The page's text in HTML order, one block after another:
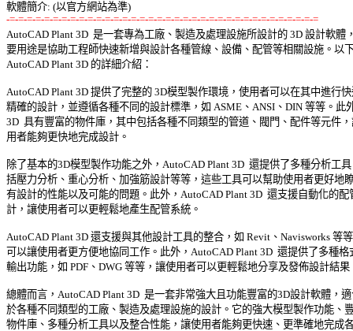
-=-=-=-=-=-=-=-=-=-=-=-=-=-=-=-=-=-=-=-=-=-=-=-=-=-=-=-=-=-=-=-=-=-=-=-=
AutoCAD Plant 3D  是一套專為工廠、製造及處理設施所設計的 3D 設計軟體
要用途是協助工程師快速新增與設計各種管線、設備、配管等相關設施。以
AutoCAD Plant 3D 的詳細介紹：
AutoCAD Plant 3D 提供了完整的 3D模型製作環境，使用者可以在其中進行
精確的設計，並遵循各種不同的設計標準，如 ASME、ANSI、DIN 等等。此
3D  具有豐富的物件庫，其中包括各種不同類型的管道、閥門、配件等元件
用者能夠更快地完成設計。
除了基本的3D模型製作功能之外，AutoCAD Plant 3D  還提供了多種分析工
括壓力分析、重心分析、加強筋設計等等，這些工具可以幫助使用者更好地
有設計的性能以及可能的問題。此外，AutoCAD Plant 3D  還支援自動化的
計，讓使用者可以更輕鬆地產生配管系統。
AutoCAD Plant 3D 還支援與其他設計工具的整合，如 Revit、Navisworks 等
可以讓使用者更方便地協同工作。此外，AutoCAD Plant 3D  還提供了多種
輸出功能，如 PDF、DWG 等等，讓使用者可以更輕鬆地分享及發佈設計結
總體而言，AutoCAD Plant 3D  是一套非常強大且功能豐富的3D設計軟體，
於各種不同類型的工廠、製造及處理設施的設計。它的強大模型製作功能、
物件庫、多種分析工具以及整合性能，讓使用者能夠更快速、更準確地完成